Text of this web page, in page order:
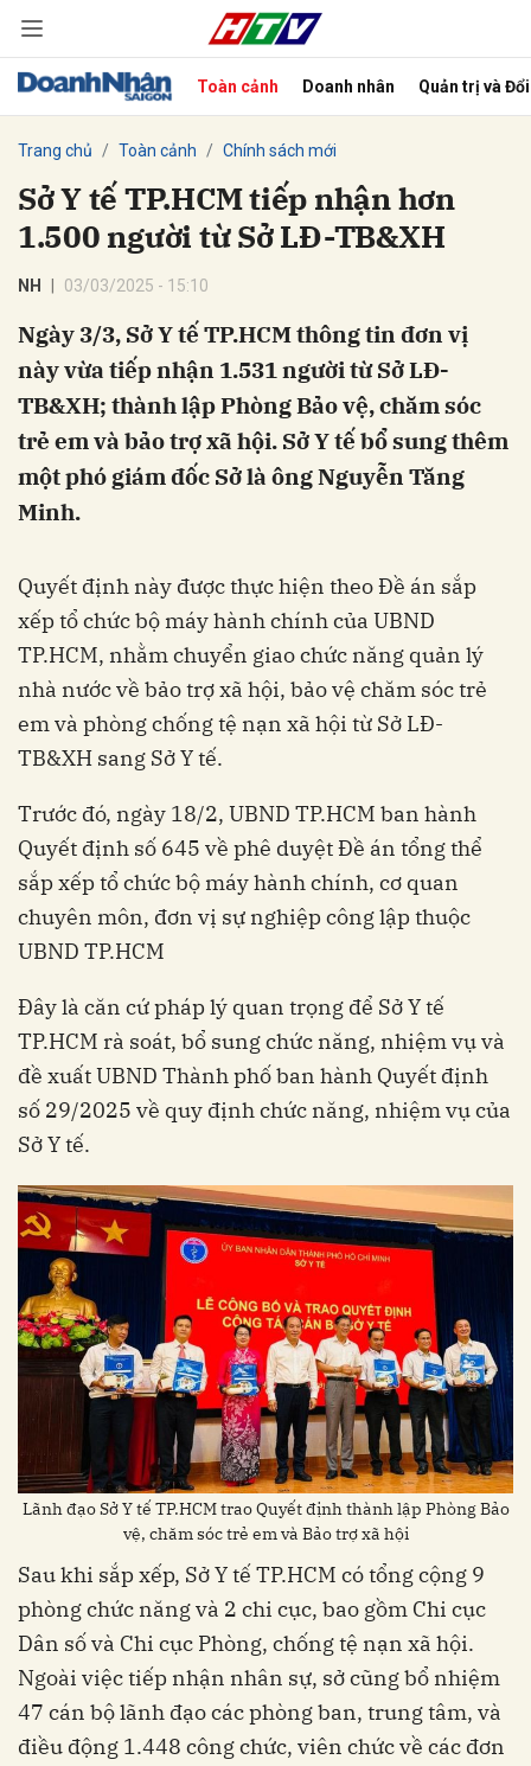
Toàn cảnh Doanh nhân Quản trị và
Trang chủ Toàn cảnh Chính sách mới
Sở Y tế TP.HCM tiếp nhận hơn
1.500 người từ Sở LĐ-TB&XH
NH 03/03/2025 - 15:10
Ngày 3/3, Sở Y tế TP.HCM thông tin đơn vị
này vừa tiếp nhận 1.531 người từ Sở LĐ-
TB&XH; thành lập Phòng Bảo vệ, chăm sóc
trẻ em và bảo trợ xã hội. Sở Y tế bổ sung thêm
một phó giám đốc Sở là ông Nguyễn Tăng
Minh.
Quyết định này được thực hiện theo Đề án sắp
xếp tổ chức bộ máy hành chính của UBND
TP.HCM, nhằm chuyển giao chức năng quản lý
nhà nước về bảo trợ xã hội, bảo vệ chăm sóc trẻ
em và phòng chống tệ nạn xã hội từ Sở LĐ-
TB&XH sang Sở Y tế.
Trước đó, ngày 18/2, UBND TP.HCM ban hành
Quyết định số 645 về phê duyệt Đề án tổng thể
sắp xếp tổ chức bộ máy hành chính, cơ quan
chuyên môn, đơn vị sự nghiệp công lập thuộc
UBND TP.HCM
Đây là căn cứ pháp lý quan trọng để Sở Y tế
TP.HCM rà soát, bổ sung chức năng, nhiệm vụ và
đề xuất UBND Thành phố ban hành Quyết định
số 29/2025 về quy định chức năng, nhiệm vụ của
Sở Y tế.
Lãnh đạo Sở Y tế TP.HCM trao Quyết định thành lập Phòng Bảo
vệ, chăm sóc trẻ em và Bảo trợ xã hội
Sau khi sắp xếp, Sở Y tế TP.HCM có tổng cộng 9
phòng chức năng và 2 chi cục, bao gồm Chi cục
Dân số và Chi cục Phòng, chống tệ nạn xã hội.
Ngoài việc tiếp nhận nhân sự, sở cũng bổ nhiệm
47 cán bộ lãnh đạo các phòng ban, trung tâm, và
điều động 1.448 công chức, viên chức về các đơn
Hủy